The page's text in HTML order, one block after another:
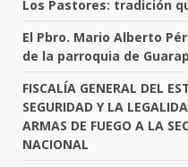
Los Pastores: tradición
El Pbro. Mario Alberto
de la parroquia de
FISCALÍA GENERAL DEL
SEGURIDAD Y LA
ARMAS DE FUEGO A LA
NACIONAL